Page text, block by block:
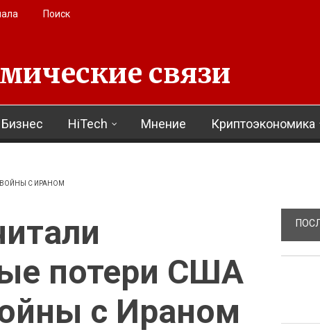
Поиск
связи
Бизнес HiTech Мнение Криптоэкономика
ВОЙНЫ С ИРАНОМ
потери США
с Ираном